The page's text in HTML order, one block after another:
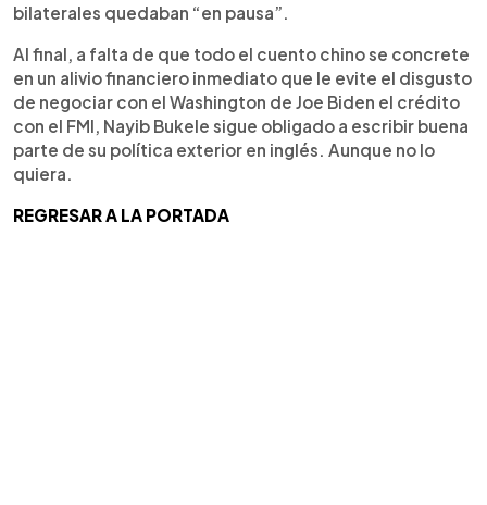
bilaterales quedaban “en pausa”.
Al final, a falta de que todo el cuento chino se concrete
en un alivio financiero inmediato que le evite el disgusto
de negociar con el Washington de Joe Biden el crédito
con el FMI, Nayib Bukele sigue obligado a escribir buena
parte de su política exterior en inglés. Aunque no lo
quiera.
REGRESAR A LA PORTADA